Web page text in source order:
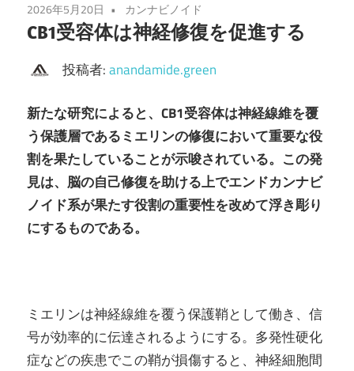
2026年5月20日 カンナビノイド
CB1受容体は神経修復を促進する
投稿者:anandamide.green
新たな研究によると、CB1受容体は神経線維を覆
う保護層であるミエリンの修復において重要な役
割を果たしていることが示唆されている。この発
見は、脳の自己修復を助ける上でエンドカンナビ
ノイド系が果たす役割の重要性を改めて浮き彫り
にするものである。
ミエリンは神経線維を覆う保護鞘として働き、信
号が効率的に伝達されるようにする。多発性硬化
症などの疾患でこの鞘が損傷すると、神経細胞間